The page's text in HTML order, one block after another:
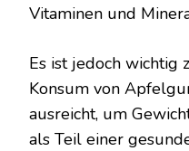
Vitaminen und
Es ist jedoch wichtig
Konsum von
ausreicht, um
als Teil einer